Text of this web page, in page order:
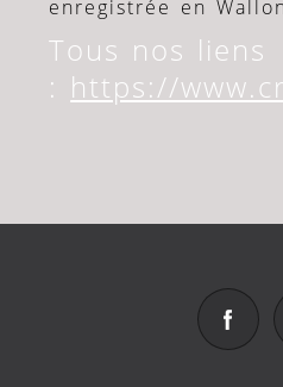
enregistrée en
Tous nos liens
: https://